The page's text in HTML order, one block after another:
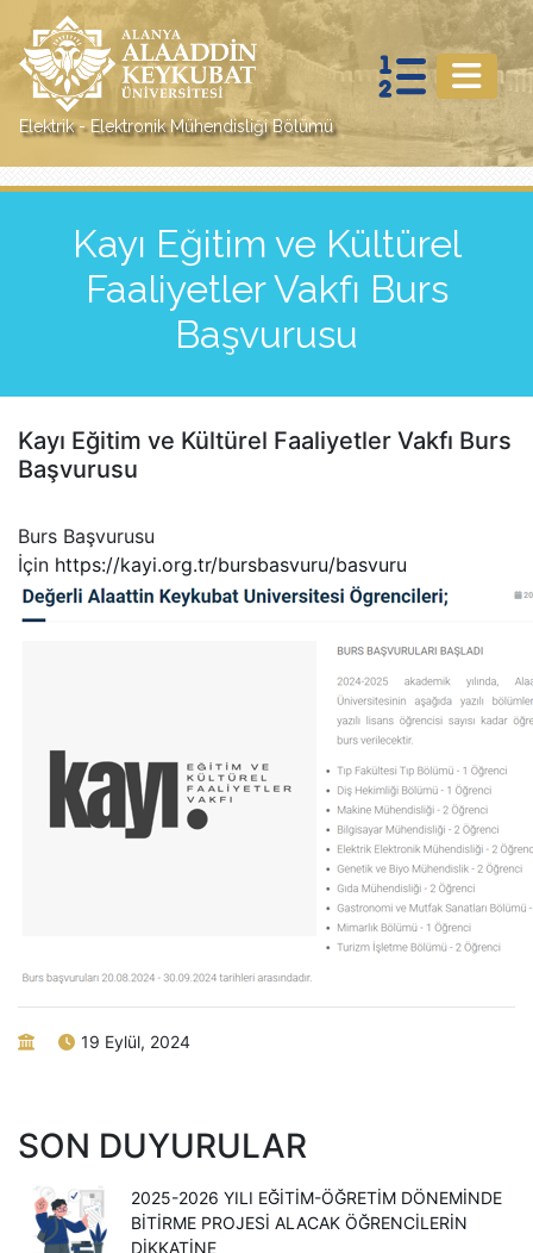
Elektrik - Elektronik Mühendisliği Bölümü
Kayı Eğitim ve Kültürel
Faaliyetler Vakfı Burs
Başvurusu
Kayı Eğitim ve Kültürel Faaliyetler Vakfı Burs
Başvurusu
Burs Başvurusu
İçin https://kayi.org.tr/bursbasvuru/basvuru
19 Eylül, 2024
SON DUYURULAR
2025-2026 YILI EĞITIM-ÖĞRETIM DÖNEMINDE
BITIRME PROJESI ALACAK ÖĞRENCILERIN
DIKKATINE